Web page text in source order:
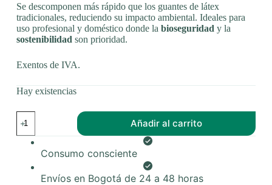
Se descomponen más rápido que los guantes de látex
tradicionales, reduciendo su impacto ambiental. Ideales para
uso profesional y doméstico donde la bioseguridad y la
sostenibilidad son prioridad.
Exentos de IVA.
Hay existencias
Guantes
de
látex
biodegradable
cantidad
Añadir al carrito
Consumo consciente
Envíos en Bogotá de 24 a 48 horas